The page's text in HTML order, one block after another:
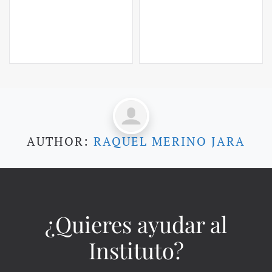
AUTHOR: RAQUEL MERINO JARA
¿Quieres ayudar al
Instituto?